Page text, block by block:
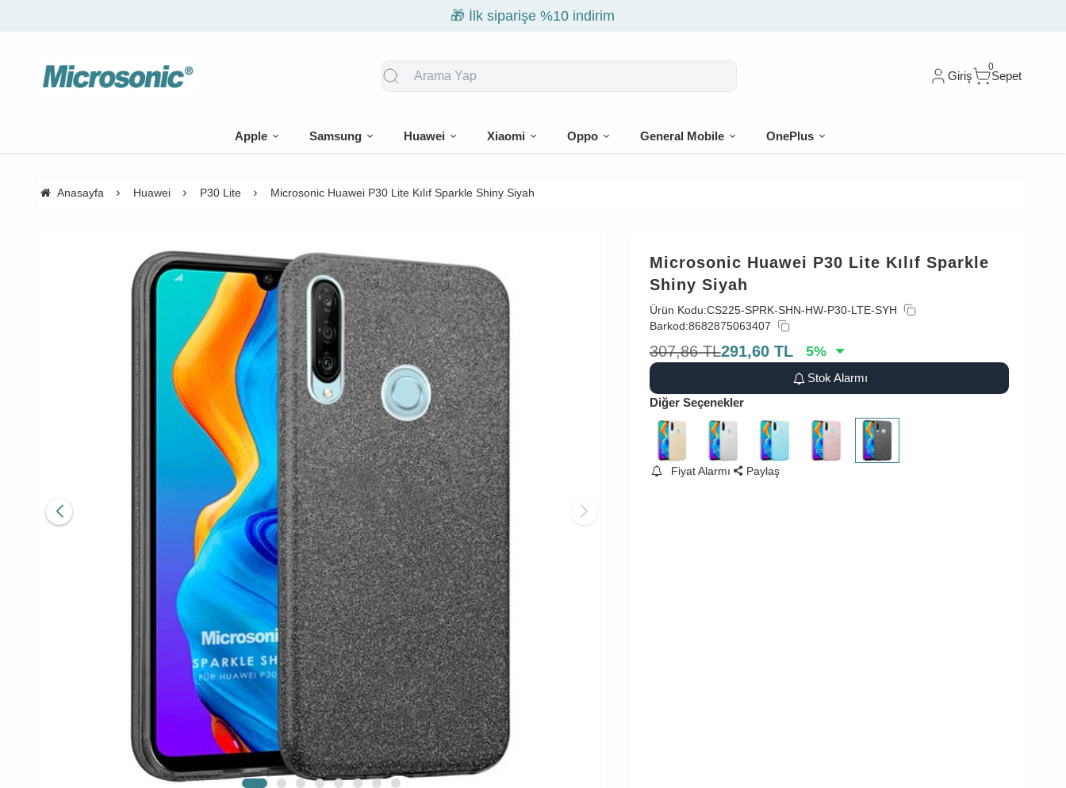
🎁 İlk siparişe %10 indirim
Giriş
0
Sepet
Apple Samsung Huawei Xiaomi Oppo General Mobile OnePlus
Anasayfa Huawei P30 Lite Microsonic Huawei P30 Lite Kılıf Sparkle Shiny Siyah
Microsonic Huawei P30 Lite Kılıf Sparkle
Shiny Siyah
Ürün Kodu:CS225-SPRK-SHN-HW-P30-LTE-SYH
Barkod:8682875063407
307,86 TL291,60 TL 5%
Stok Alarmı
Diğer Seçenekler
Fiyat Alarmı Paylaş